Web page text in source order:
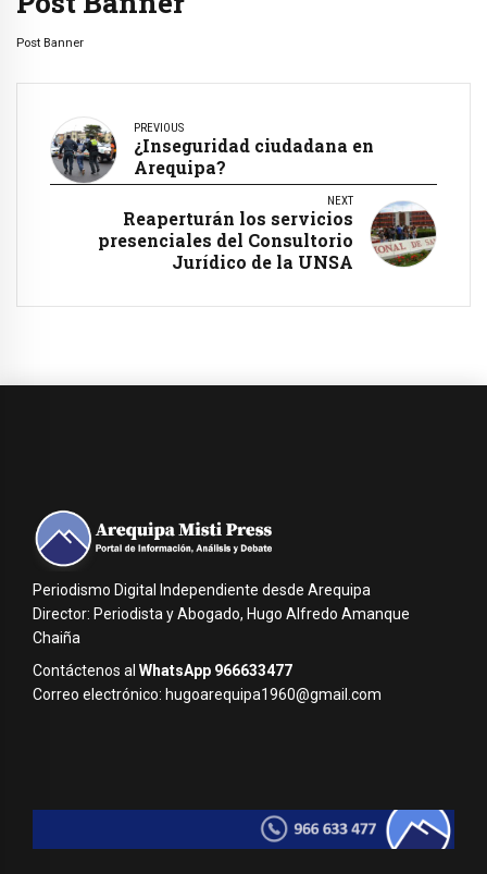
Post Banner
PREVIOUS
¿Inseguridad ciudadana en
Arequipa?
NEXT
Reaperturán los servicios
presenciales del Consultorio
Jurídico de la UNSA
Periodismo Digital Independiente desde Arequipa
Director: Periodista y Abogado, Hugo Alfredo Amanque
Chaiña
Contáctenos al WhatsApp 966633477
Correo electrónico: hugoarequipa1960@gmail.com